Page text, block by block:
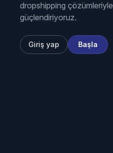
dropshipping çözümleriyle
güçlendiriyoruz.
Giriş yap Başla